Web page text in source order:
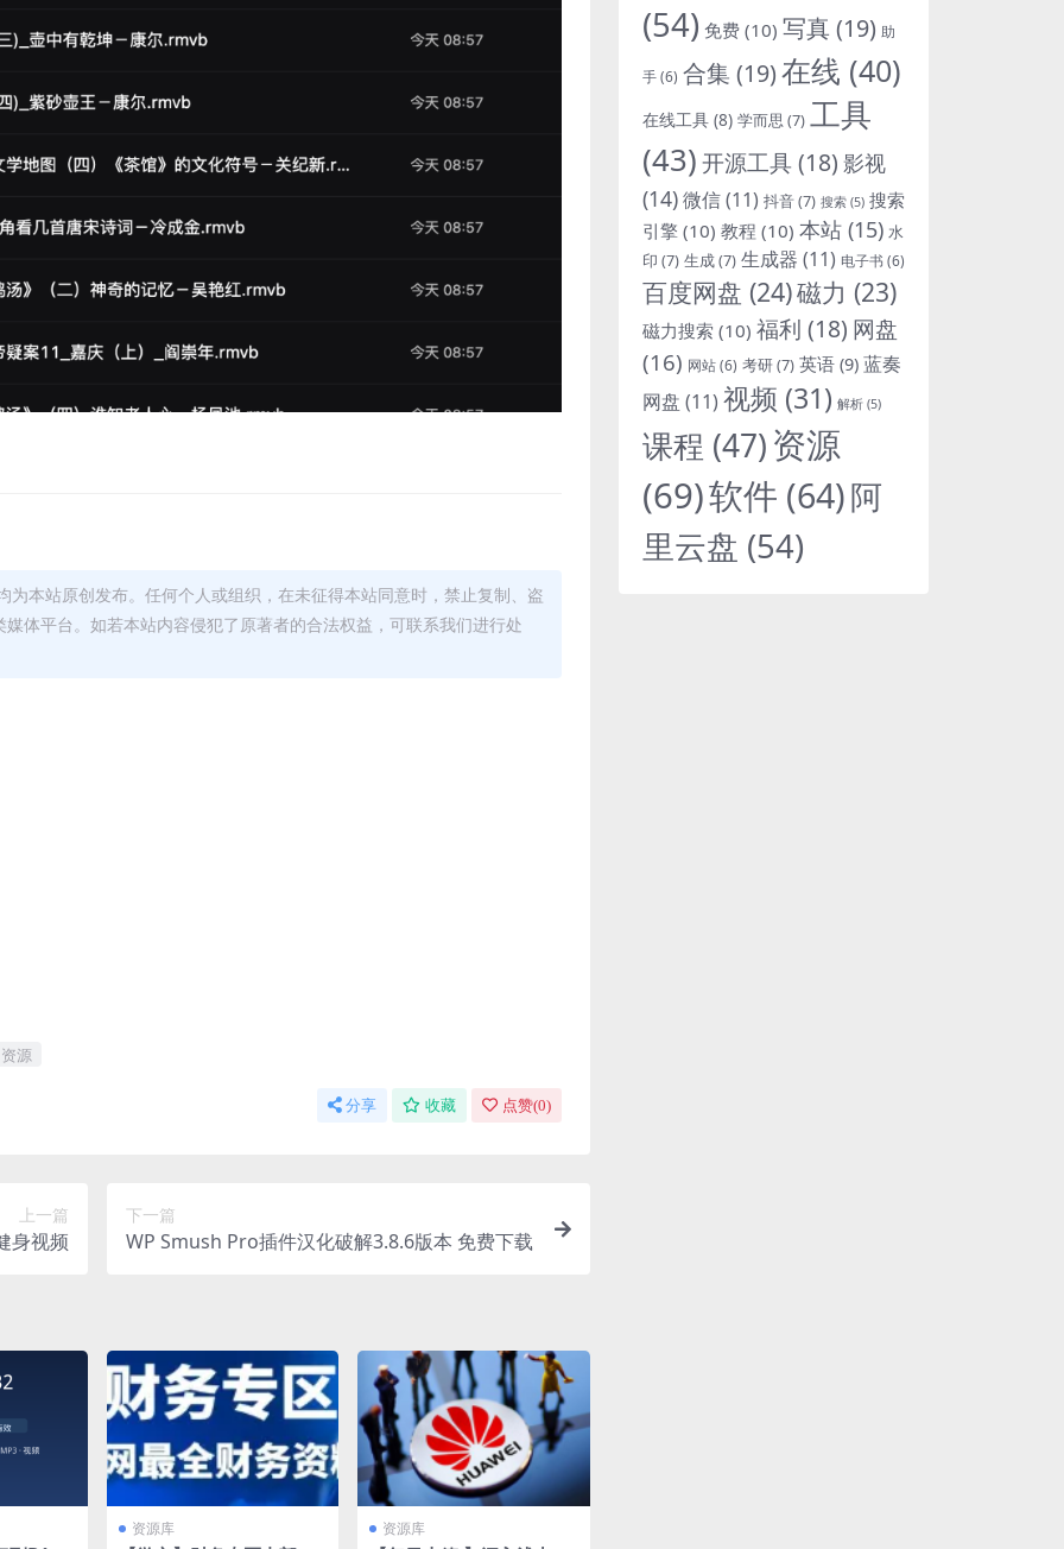
本站原创发布。任何个人或组织，在未征得本站同意时，禁止复制、盗
体平台。如若本站内容侵犯了原著者的合法权益，可联系我们进行处
资源
分享 收藏 点赞(0)
上一篇
身视频
下一篇
WP Smush Pro插件汉化破解3.8.6版本 免费下载
资源库 资源库
(54) 免费 (10) 写真 (19) 助
手(6) 合集 (19)在线 (40)
在线工具 (8) 学而思 (7) 工具
(43)开源工具(18) 影视
(14)微信(11) 抖音(7) 搜索 (5) 搜索
引擎 (10) 教程 (10) 本站 (15) 水
印 (7) 生成(7) 生成器 (11) 电子书(6)
百度网盘 (24)磁力 (23)
磁力搜索 (10) 福利 (18) 网盘
(16) 网站(6) 考研(7) 英语 (9) 蓝奏
网盘 (11) 视频 (31) 解析 (5)
课程 (47)资源
(69)软件 (64)阿
里云盘 (54)